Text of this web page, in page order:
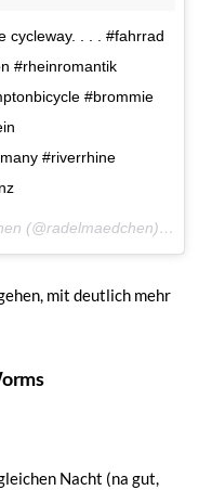
cycleway. . . . #fahrrad
#rheinromantik
#brommie
#riverrhine
Ein Beitrag geteilt von Radelmädchen (@radelmaedchen) am
mit deutlich mehr
Nacht (na gut,